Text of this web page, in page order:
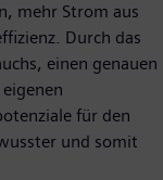
mehr Strom aus
Durch das
einen genauen
für den
und somit